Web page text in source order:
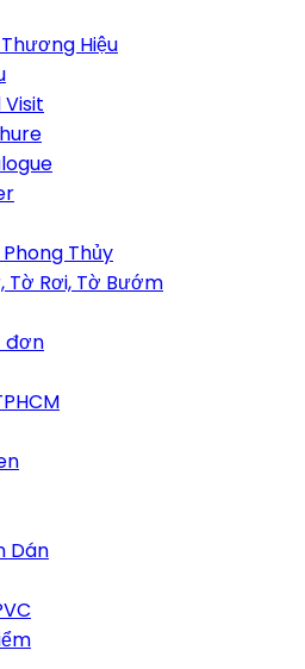
Hiệu
Visit
Thủy
Tờ Rơi, Tờ Bướm
đơn
Dán